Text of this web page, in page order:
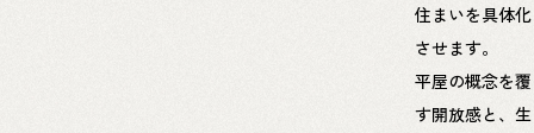
住まいを具体化
させます。
平屋の概念を覆
す開放感と、生